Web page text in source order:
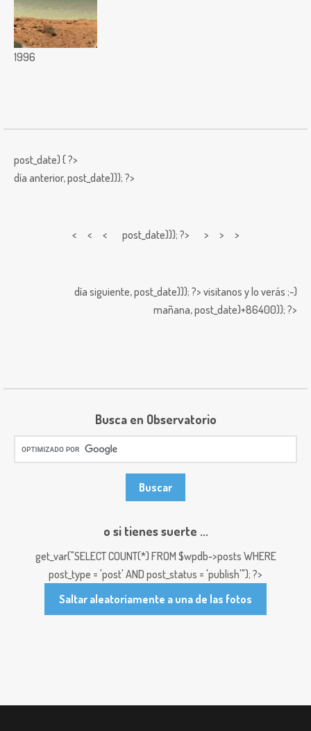
1996
post_date) { ?>
día anterior,post_date))); ?>
< < < post_date))); ?> > > >
día siguiente,post_date))); ?> visitanos y lo verás ;-)
mañana,post_date)+86400)); ?>
Busca en Observatorio
o si tienes suerte ...
get_var("SELECT COUNT(*) FROM $wpdb->posts WHERE
post_type = 'post' AND post_status = 'publish'"); ?>
Saltar aleatoriamente a una de las fotos